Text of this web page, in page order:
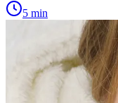
5 min